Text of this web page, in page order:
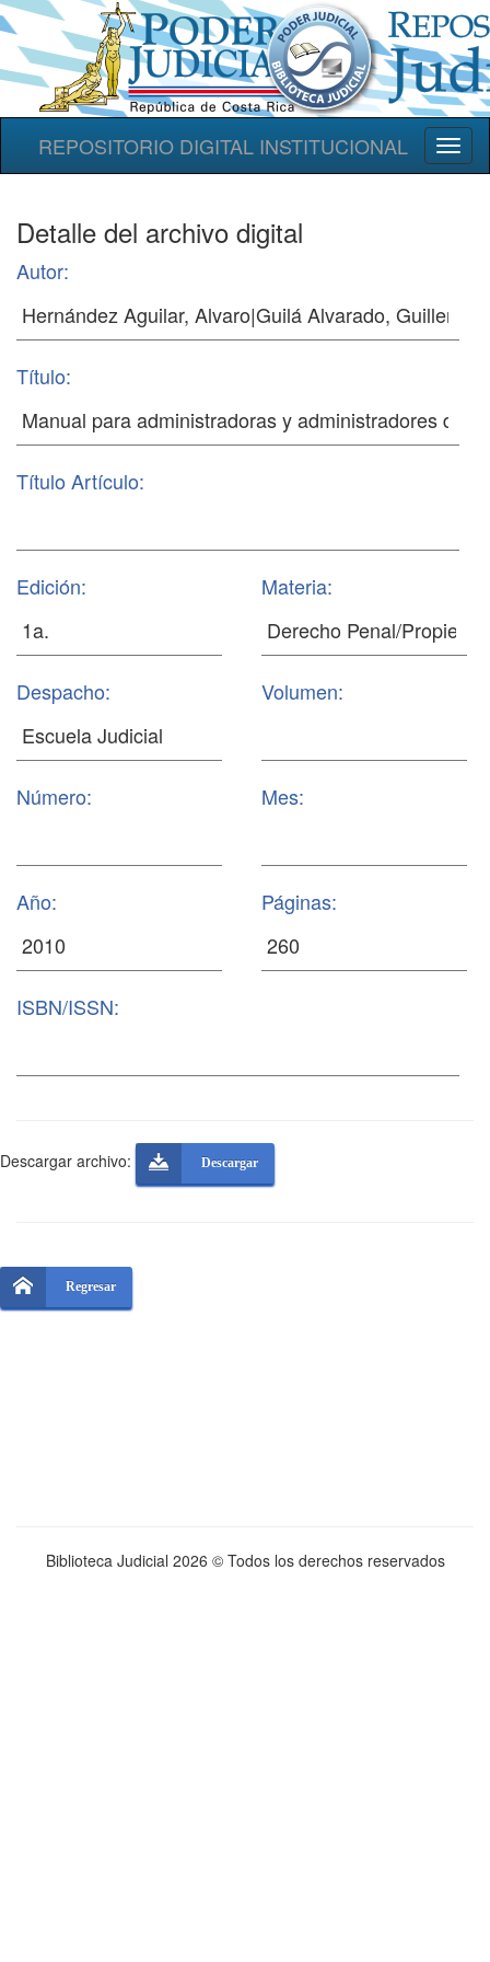
REPOSITORIO DIGITAL INSTITUCIONAL
Detalle del archivo digital
Autor:
Título:
Título Artículo:
Edición: Materia:
Despacho: Volumen:
Número: Mes:
Año: Páginas:
ISBN/ISSN:
Descargar archivo: Descargar
Regresar
Biblioteca Judicial 2026 © Todos los derechos reservados